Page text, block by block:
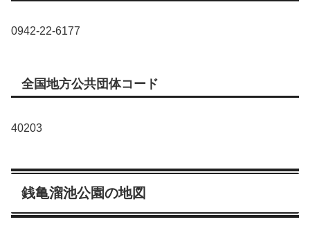
0942-22-6177
全国地方公共団体コード
40203
銭亀溜池公園の地図